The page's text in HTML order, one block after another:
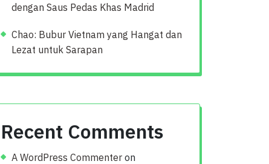
dengan Saus Pedas Khas Madrid
Chao: Bubur Vietnam yang Hangat dan
Lezat untuk Sarapan
Recent Comments
A WordPress Commenter on